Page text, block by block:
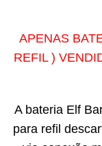
APENAS
REFIL )
A bateria Elf
para refil